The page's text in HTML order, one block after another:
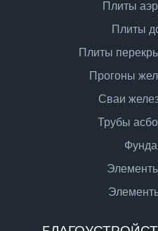
Плиты
Плиты
Плиты
Прогоны
Сваи
Трубы